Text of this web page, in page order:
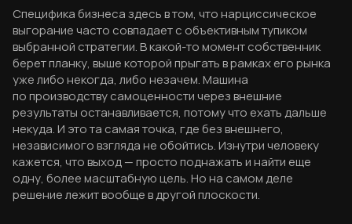
Специфика бизнеса здесь в том, что нарциссическое
выгорание часто совпадает с объективным тупиком
выбранной стратегии. В какой-то момент собственник
берет планку, выше которой прыгать в рамках его рынка
уже либо некогда, либо незачем. Машина
по производству самоценности через внешние
результаты останавливается, потому что ехать дальше
некуда. И это та самая точка, где без внешнего,
независимого взгляда не обойтись. Изнутри человеку
кажется, что выход — просто поднажать и найти еще
одну, более масштабную цель. Но на самом деле
решение лежит вообще в другой плоскости.